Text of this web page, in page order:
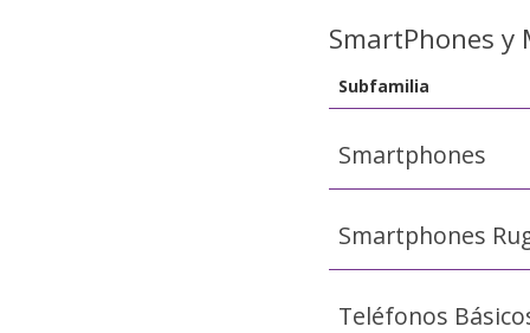
SmartPhones y
Subfamilia
Smartphones
Smartphones
Teléfonos